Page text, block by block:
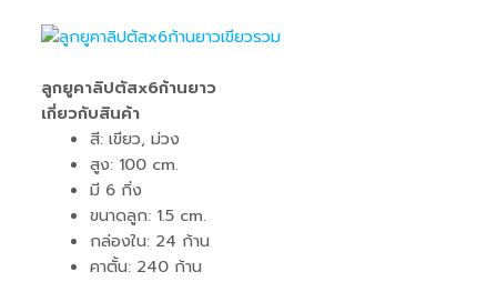
ลูกยูคาลิปตัสx6ก้านยาว
เกี่ยวกับสินค้า
สี: เขียว, ม่วง
สูง: 100 cm.
มี 6 กิ่ง
ขนาดลูก: 1.5 cm.
กล่องใน: 24 ก้าน
คาตั้น: 240 ก้าน